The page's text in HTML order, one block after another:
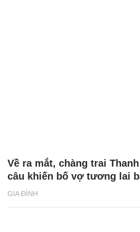
GIA ĐÌNH
Về ra mắt, chàng trai
câu khiến bố vợ tương lai